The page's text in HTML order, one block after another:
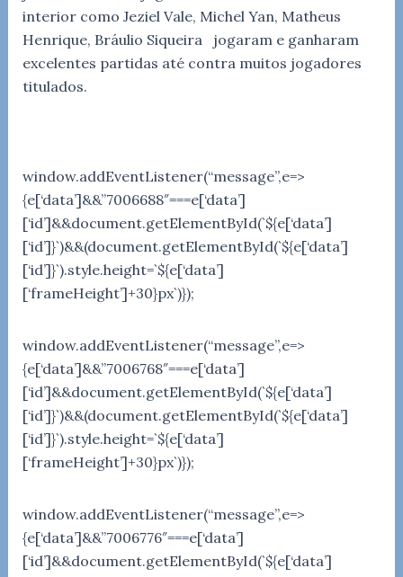
interior como Jeziel Vale, Michel Yan, Matheus
Henrique, Bráulio Siqueira jogaram e ganharam
excelentes partidas até contra muitos jogadores
titulados.
window.addEventListener(“message”,e=>
{e[‘data’]&&”7006688″===e[‘data’]
[‘id’]&&document.getElementById(`${e[‘data’]
[‘id’]}`)&&(document.getElementById(`${e[‘data’]
[‘id’]}`).style.height=`${e[‘data’]
[‘frameHeight’]+30}px`)});
window.addEventListener(“message”,e=>
{e[‘data’]&&”7006768″===e[‘data’]
[‘id’]&&document.getElementById(`${e[‘data’]
[‘id’]}`)&&(document.getElementById(`${e[‘data’]
[‘id’]}`).style.height=`${e[‘data’]
[‘frameHeight’]+30}px`)});
window.addEventListener(“message”,e=>
{e[‘data’]&&”7006776″===e[‘data’]
[‘id’]&&document.getElementById(`${e[‘data’]